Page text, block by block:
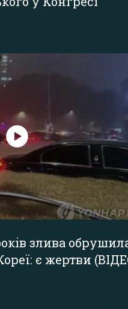
злива
є жертви